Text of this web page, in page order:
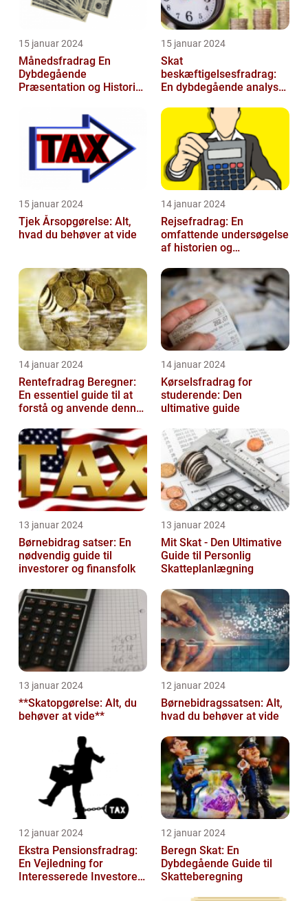
15 januar 2024
Månedsfradrag En
Dybdegående
Præsentation og Historisk
15 januar 2024
Skat
beskæftigelsesfradrag:
En dybdegående analyse
finansfolk
15 januar 2024
Tjek Årsopgørelse: Alt,
hvad du behøver at vide
14 januar 2024
Rejsefradrag: En
omfattende undersøgelse
af historien og
14 januar 2024
Rentefradrag Beregner:
En essentiel guide til at
forstå og anvende denne
14 januar 2024
Kørselsfradrag for
studerende: Den
ultimative guide
13 januar 2024
Børnebidrag satser: En
nødvendig guide til
investorer og finansfolk
13 januar 2024
Mit Skat - Den Ultimative
Guide til Personlig
Skatteplanlægning
13 januar 2024
**Skatopgørelse: Alt, du
behøver at vide**
12 januar 2024
Børnebidragssatsen: Alt,
hvad du behøver at vide
12 januar 2024
Ekstra Pensionsfradrag:
En Vejledning for
Interesserede Investorer
12 januar 2024
Beregn Skat: En
Dybdegående Guide til
Skatteberegning